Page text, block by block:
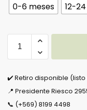
0-6 meses 12-
✔️ Retiro disponible (listo
📍 Presidente Riesco
📞 (+569) 8199 4498